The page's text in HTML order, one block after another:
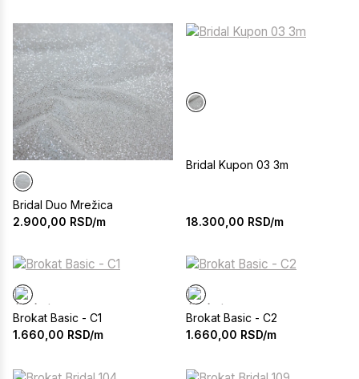
Bridal Duo Mrežica
2.900,00 RSD/m
Bridal Kupon 03 3m
18.300,00 RSD/m
Brokat Basic - C1
1.660,00 RSD/m
Brokat Basic - C2
1.660,00 RSD/m